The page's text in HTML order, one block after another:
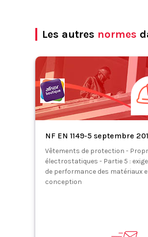
Les autres normes
NF EN 1149-5 septembre
Vêtements de protection -
électrostatiques - Partie 5 :
de performance des matériaux
conception